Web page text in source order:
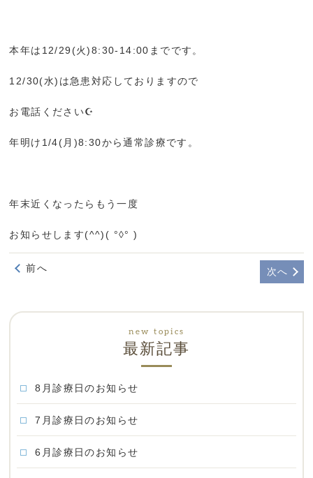
本年は12/29(火)8:30-14:00までです。
12/30(水)は急患対応しておりますので
お電話ください☪︎
年明け1/4(月)8:30から通常診療です。
年末近くなったらもう一度
お知らせします(^^)( °◊° )
前へ 次へ
最新記事
8月診療日のお知らせ
7月診療日のお知らせ
6月診療日のお知らせ